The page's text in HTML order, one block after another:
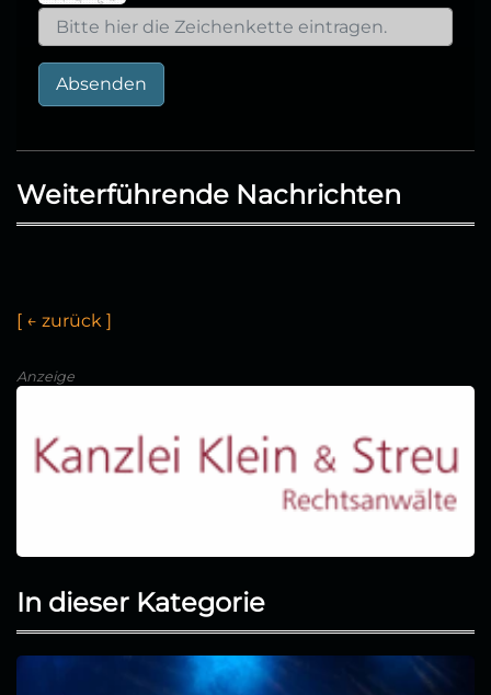
Absenden
Weiterführende Nachrichten
[ ← z u rüc k ]
Anzeige
In dieser Kategorie